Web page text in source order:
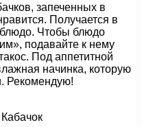
запеченных в
Получается в
блюдо. Чтобы блюдо
подавайте к нему
Под аппетитной
начинка, которую
Рекомендую!